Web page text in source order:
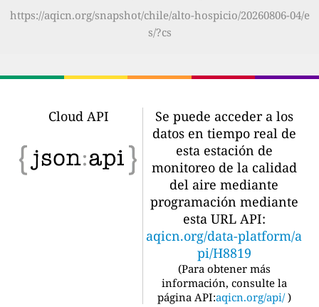
https://aqicn.org/snapshot/chile/alto-hospicio/20260806-04/e
s/?cs
Cloud API
Se puede acceder a los
datos en tiempo real de
esta estación de
monitoreo de la calidad
del aire mediante
programación mediante
esta URL API:
aqicn.org/data-platform/a
pi/H8819
(Para obtener más
información, consulte la
página API:aqicn.org/api/ )